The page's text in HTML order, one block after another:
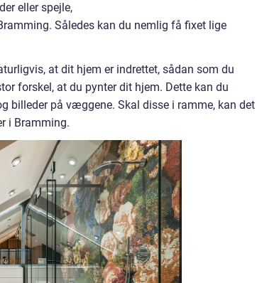
eller spejle,
Således kan du nemlig få fixet lige
at dit hjem er indrettet, sådan som du
forskel, at du pynter dit hjem. Dette kan du
billeder på væggene. Skal disse i ramme, kan det
i Bramming.